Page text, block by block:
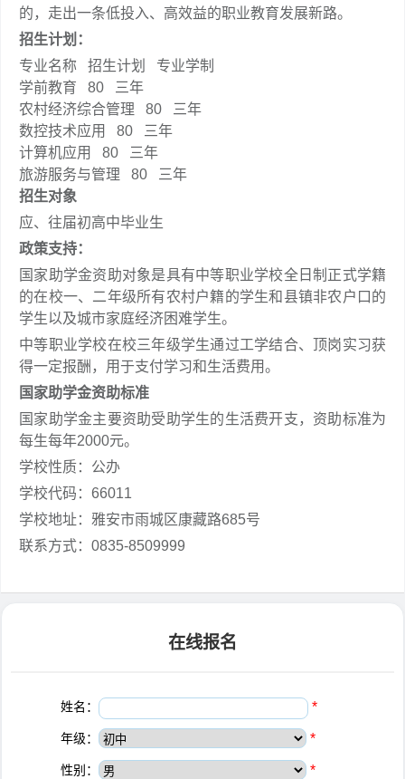
的，走出一条低投入、高效益的职业教育发展新路。
招生计划：
专业名称
招生计划
专业学制
学前教育
80
三年
农村经济综合管理
80
三年
数控技术应用
80
三年
计算机应用
80
三年
旅游服务与管理
80
三年
招生对象
应、往届初高中毕业生
政策支持：
国家助学金资助对象是具有中等职业学校全日制正式学籍
的在校一、二年级所有农村户籍的学生和县镇非农户口的
学生以及城市家庭经济困难学生。
中等职业学校在校三年级学生通过工学结合、顶岗实习获
得一定报酬，用于支付学习和生活费用。
国家助学金资助标准
国家助学金主要资助受助学生的生活费开支，资助标准为
每生每年2000元。
学校性质：公办
学校代码：66011
学校地址：雅安市雨城区康藏路685号
联系方式：0835-8509999
在线报名
姓名： *
年级： *
性别： *